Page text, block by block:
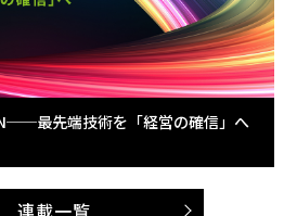
最先端技術を「経営の確信」へ